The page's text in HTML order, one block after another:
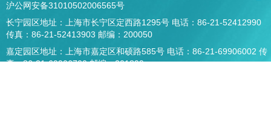
沪公网安备31010502006565号
长宁园区地址：上海市长宁区定西路1295号 电话：86-21-52412990
传真：86-21-52413903 邮编：200050
嘉定园区地址：上海市嘉定区和硕路585号 电话：86-21-69906002 传
真：86-21-69906700 邮编：201899